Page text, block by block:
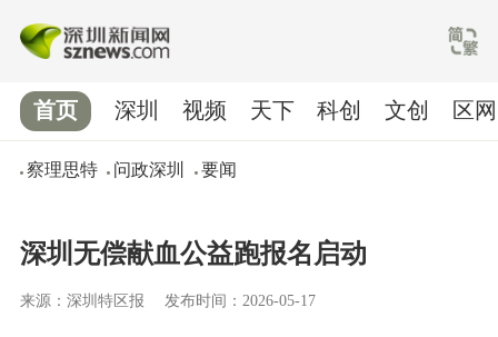
首页
察理思特 问政深圳 要闻
深圳 视频 天下 科创 文创 区网
深圳无偿献血公益跑报名启动
来源：深圳特区报 发布时间：2026-05-17